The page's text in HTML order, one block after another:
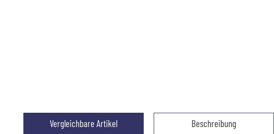
Vergleichbare Artikel Beschreibung